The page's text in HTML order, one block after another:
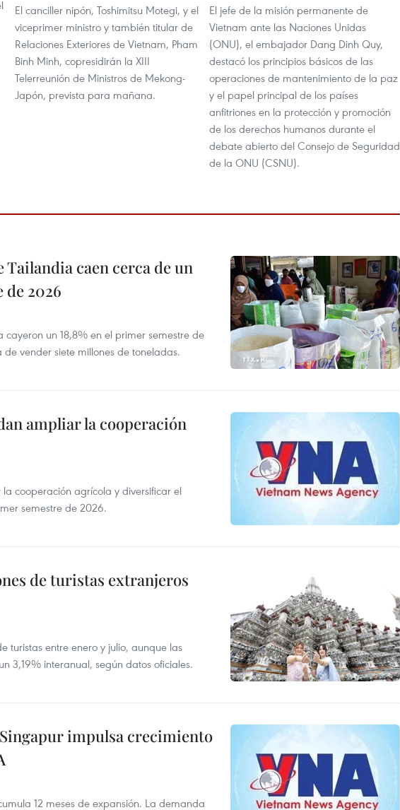
El canciller nipón, Toshimitsu Motegi, y el
viceprimer ministro y también titular de
Relaciones Exteriores de Vietnam, Pham
Binh Minh, copresidirán la XIII
Telerreunión de Ministros de Mekong-
Japón, prevista para mañana.
El jefe de la misión permanente de
Vietnam ante las Naciones Unidas
(ONU), el embajador Dang Dinh Quy,
destacó los principios básicos de las
operaciones de mantenimiento de la paz
y el papel principal de los países
anfitriones en la protección y promoción
de los derechos humanos durante el
debate abierto del Consejo de Seguridad
de la ONU (CSNU).
caen cerca de un
de 2026
un 18,8% en el primer semestre de
vender siete millones de toneladas.
ampliar la cooperación
cooperación agrícola y diversificar el
semestre de 2026.
de turistas extranjeros
turistas entre enero y julio, aunque las
3,19% interanual, según datos oficiales.
impulsa crecimiento
12 meses de expansión. La demanda